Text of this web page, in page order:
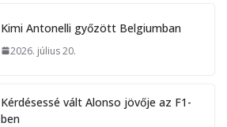
Kimi Antonelli győzött Belgiumban
2026. július 20.
Kérdésessé vált Alonso jövője az F1-
ben